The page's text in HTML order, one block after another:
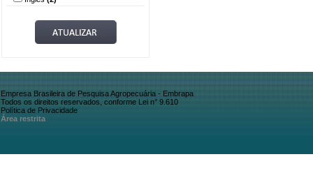
Empresa Brasileira de Pesquisa Agropecuária - Embrapa
Todos os direitos reservados, conforme Lei n° 9.610
Política de Privacidade
Área restrita